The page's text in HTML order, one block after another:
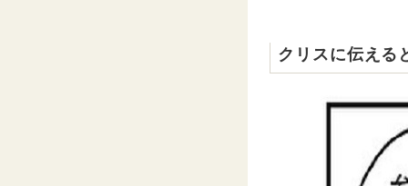
クリスに伝える